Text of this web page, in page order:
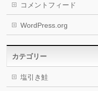
コメントフィード
WordPress.org
カテゴリー
塩引き鮭